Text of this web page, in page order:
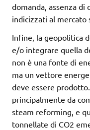
domanda, assenza
indicizzati al mercato
Infine, la geopolitica
e/o integrare quella
non è una fonte di
ma un vettore
deve essere
principalmente da
steam reforming, e
tonnellate di CO2